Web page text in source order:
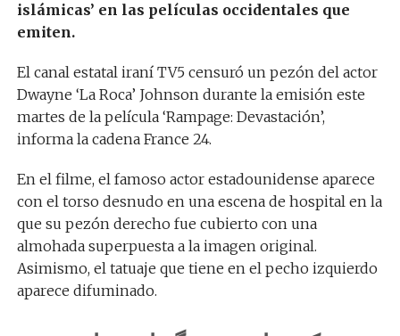
islámicas’ en las películas occidentales que
emiten.
El canal estatal iraní TV5 censuró un pezón del actor
Dwayne ‘La Roca’ Johnson durante la emisión este
martes de la película ‘Rampage: Devastación’,
informa la cadena France 24.
En el filme, el famoso actor estadounidense aparece
con el torso desnudo en una escena de hospital en la
que su pezón derecho fue cubierto con una
almohada superpuesta a la imagen original.
Asimismo, el tatuaje que tiene en el pecho izquierdo
aparece difuminado.